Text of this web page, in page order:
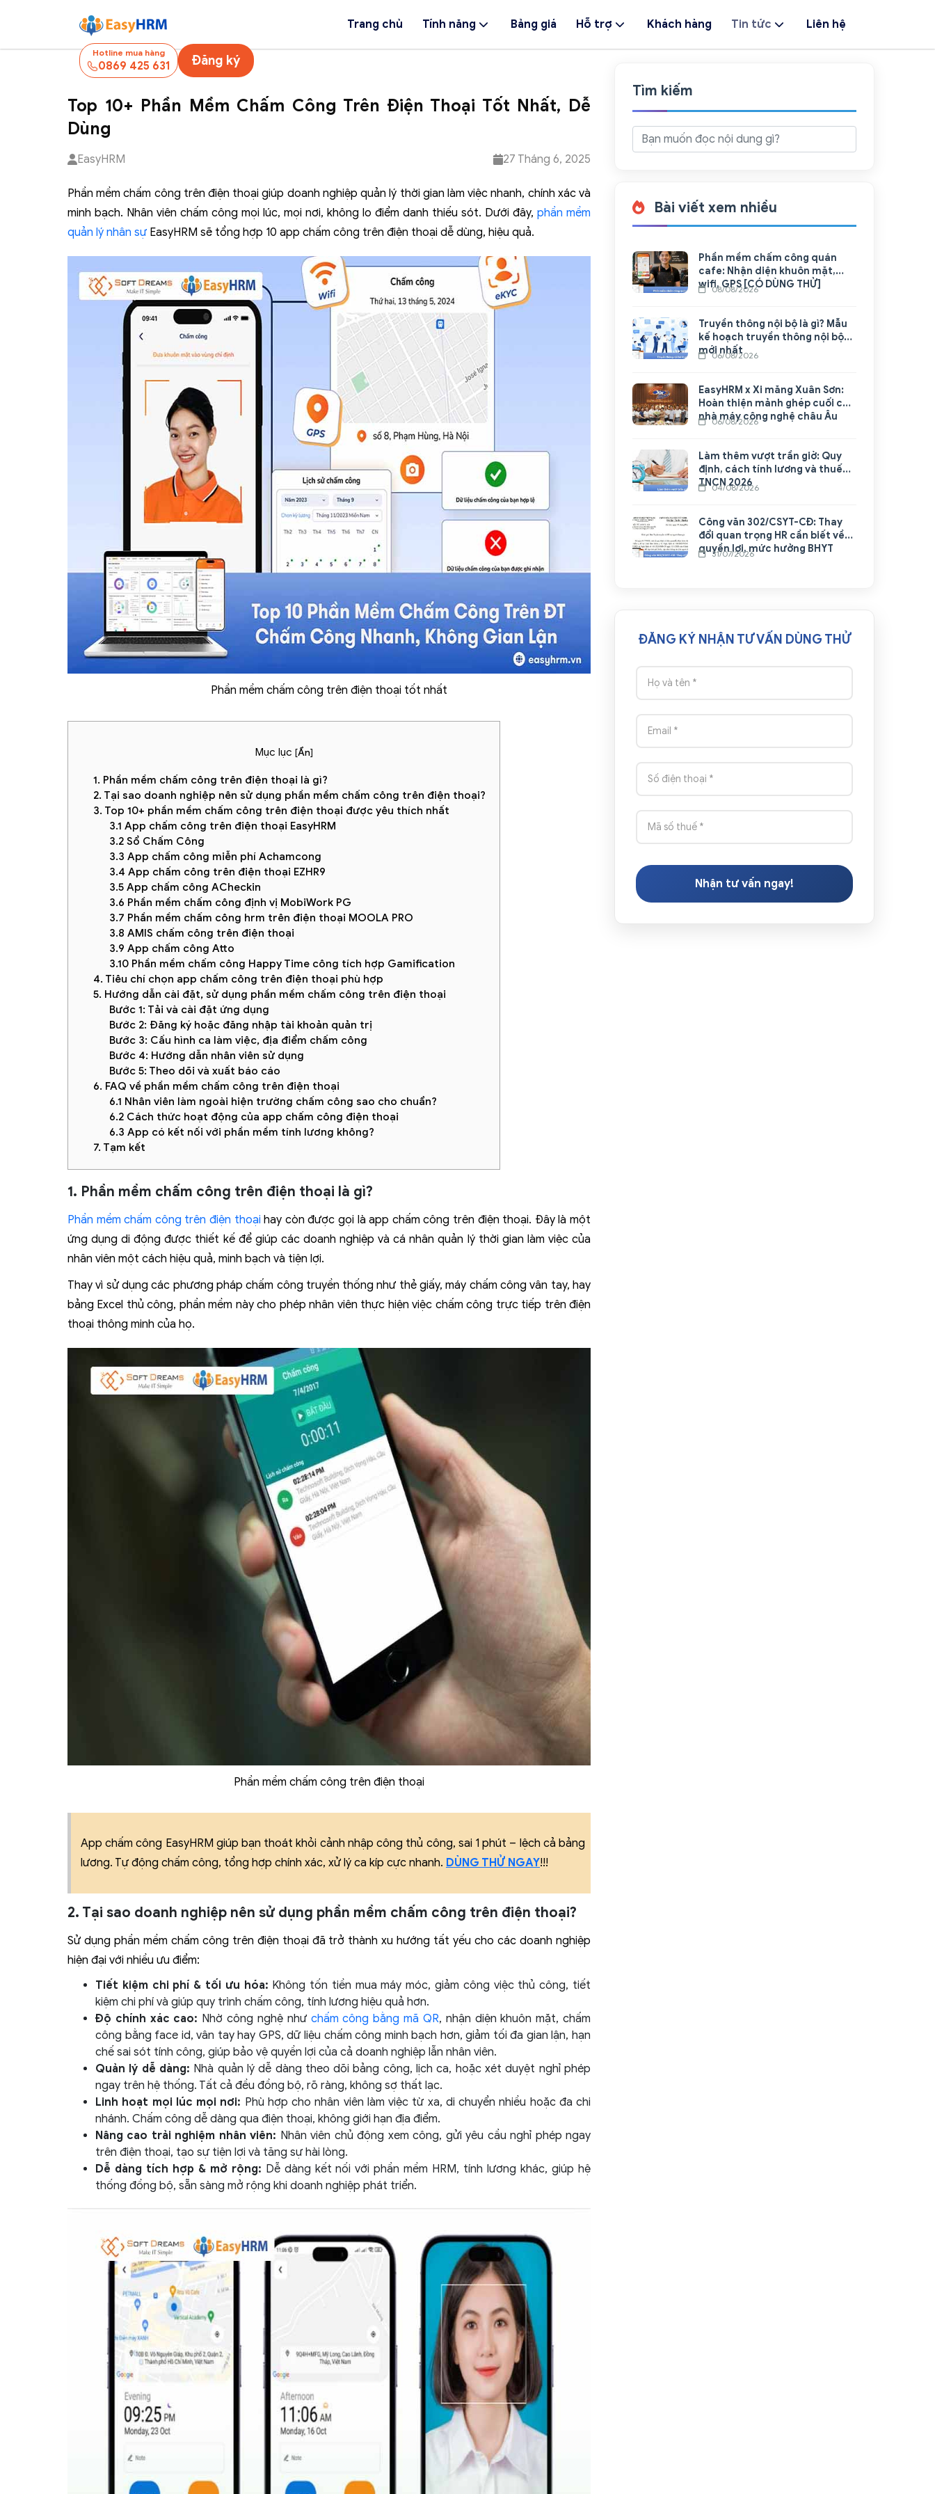
Trang chủ Tính năng Bảng giá Hỗ trợ Khách hàng Tin tức Liên hệ
Hotline mua hàng
0869 425 631 Đăng ký
Top 10+ Phần Mềm Chấm Công Trên Điện Thoại Tốt Nhất, Dễ
Dùng
EasyHRM 27 Tháng 6, 2025
Phần mềm chấm công trên điện thoại giúp doanh nghiệp quản lý thời gian làm việc nhanh, chính xác và
minh bạch. Nhân viên chấm công mọi lúc, mọi nơi, không lo điểm danh thiếu sót. Dưới đây, phần mềm
quản lý nhân sự EasyHRM sẽ tổng hợp 10 app chấm công trên điện thoại dễ dùng, hiệu quả.
Phần mềm chấm công trên điện thoại tốt nhất
Mục lục [Ẩn]
1. Phần mềm chấm công trên điện thoại là gì?
2. Tại sao doanh nghiệp nên sử dụng phần mềm chấm công trên điện thoại?
3. Top 10+ phần mềm chấm công trên điện thoại được yêu thích nhất
3.1 App chấm công trên điện thoại EasyHRM
3.2 Sổ Chấm Công
3.3 App chấm công miễn phí Achamcong
3.4 App chấm công trên điện thoại EZHR9
3.5 App chấm công ACheckin
3.6 Phần mềm chấm công định vị MobiWork PG
3.7 Phần mềm chấm công hrm trên điện thoại MOOLA PRO
3.8 AMIS chấm công trên điện thoại
3.9 App chấm công Atto
3.10 Phần mềm chấm công Happy Time công tích hợp Gamification
4. Tiêu chí chọn app chấm công trên điện thoại phù hợp
5. Hướng dẫn cài đặt, sử dụng phần mềm chấm công trên điện thoại
Bước 1: Tải và cài đặt ứng dụng
Bước 2: Đăng ký hoặc đăng nhập tài khoản quản trị
Bước 3: Cấu hình ca làm việc, địa điểm chấm công
Bước 4: Hướng dẫn nhân viên sử dụng
Bước 5: Theo dõi và xuất báo cáo
6. FAQ về phần mềm chấm công trên điện thoại
6.1 Nhân viên làm ngoài hiện trường chấm công sao cho chuẩn?
6.2 Cách thức hoạt động của app chấm công điện thoại
6.3 App có kết nối với phần mềm tính lương không?
7. Tạm kết
1. Phần mềm chấm công trên điện thoại là gì?
Phần mềm chấm công trên điện thoại hay còn được gọi là app chấm công trên điện thoại. Đây là một
ứng dụng di động được thiết kế để giúp các doanh nghiệp và cá nhân quản lý thời gian làm việc của
nhân viên một cách hiệu quả, minh bạch và tiện lợi.
Thay vì sử dụng các phương pháp chấm công truyền thống như thẻ giấy, máy chấm công vân tay, hay
bảng Excel thủ công, phần mềm này cho phép nhân viên thực hiện việc chấm công trực tiếp trên điện
thoại thông minh của họ.
Phần mềm chấm công trên điện thoại
App chấm công EasyHRM giúp bạn thoát khỏi cảnh nhập công thủ công, sai 1 phút – lệch cả bảng
lương. Tự động chấm công, tổng hợp chính xác, xử lý ca kíp cực nhanh. DÙNG THỬ NGAY!!!
2. Tại sao doanh nghiệp nên sử dụng phần mềm chấm công trên điện thoại?
Sử dụng phần mềm chấm công trên điện thoại đã trở thành xu hướng tất yếu cho các doanh nghiệp
hiện đại với nhiều ưu điểm:
Tiết kiệm chi phí & tối ưu hóa: Không tốn tiền mua máy móc, giảm công việc thủ công, tiết
kiệm chi phí và giúp quy trình chấm công, tính lương hiệu quả hơn.
Độ chính xác cao: Nhờ công nghệ như chấm công bằng mã QR, nhận diện khuôn mặt, chấm
công bằng face id, vân tay hay GPS, dữ liệu chấm công minh bạch hơn, giảm tối đa gian lận, hạn
chế sai sót tính công, giúp bảo vệ quyền lợi của cả doanh nghiệp lẫn nhân viên.
Quản lý dễ dàng: Nhà quản lý dễ dàng theo dõi bảng công, lịch ca, hoặc xét duyệt nghỉ phép
ngay trên hệ thống. Tất cả đều đồng bộ, rõ ràng, không sợ thất lạc.
Linh hoạt mọi lúc mọi nơi: Phù hợp cho nhân viên làm việc từ xa, di chuyển nhiều hoặc đa chi
nhánh. Chấm công dễ dàng qua điện thoại, không giới hạn địa điểm.
Nâng cao trải nghiệm nhân viên: Nhân viên chủ động xem công, gửi yêu cầu nghỉ phép ngay
trên điện thoại, tạo sự tiện lợi và tăng sự hài lòng.
Dễ dàng tích hợp & mở rộng: Dễ dàng kết nối với phần mềm HRM, tính lương khác, giúp hệ
thống đồng bộ, sẵn sàng mở rộng khi doanh nghiệp phát triển.
Tìm kiếm
Bài viết xem nhiều
Phần mềm chấm công quán
cafe: Nhận diện khuôn mặt,
wifi, GPS [CÓ DÙNG THỬ]
08/08/2026
Truyền thông nội bộ là gì? Mẫu
kế hoạch truyền thông nội bộ
mới nhất
06/08/2026
EasyHRM x Xi măng Xuân Sơn:
Hoàn thiện mảnh ghép cuối cho
nhà máy công nghệ châu Âu
06/08/2026
Làm thêm vượt trần giờ: Quy
định, cách tính lương và thuế
TNCN 2026
04/08/2026
Công văn 302/CSYT-CĐ: Thay
đổi quan trọng HR cần biết về
quyền lợi, mức hưởng BHYT
31/07/2026
ĐĂNG KÝ NHẬN TƯ VẤN DÙNG THỬ
Nhận tư vấn ngay!